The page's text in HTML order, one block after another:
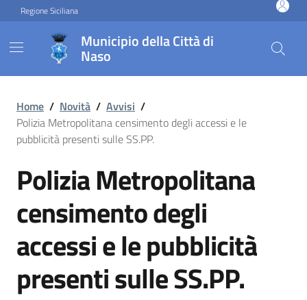
Vai ai contenuti
Vai al footer
Regione Siciliana
Municipio della Città di
Naso
Polizia Metropolitana
Home / Novità / Avvisi /
Polizia Metropolitana censimento degli accessi e le
pubblicità presenti sulle SS.PP.
Polizia Metropolitana
censimento degli
accessi e le pubblicità
presenti sulle SS.PP.